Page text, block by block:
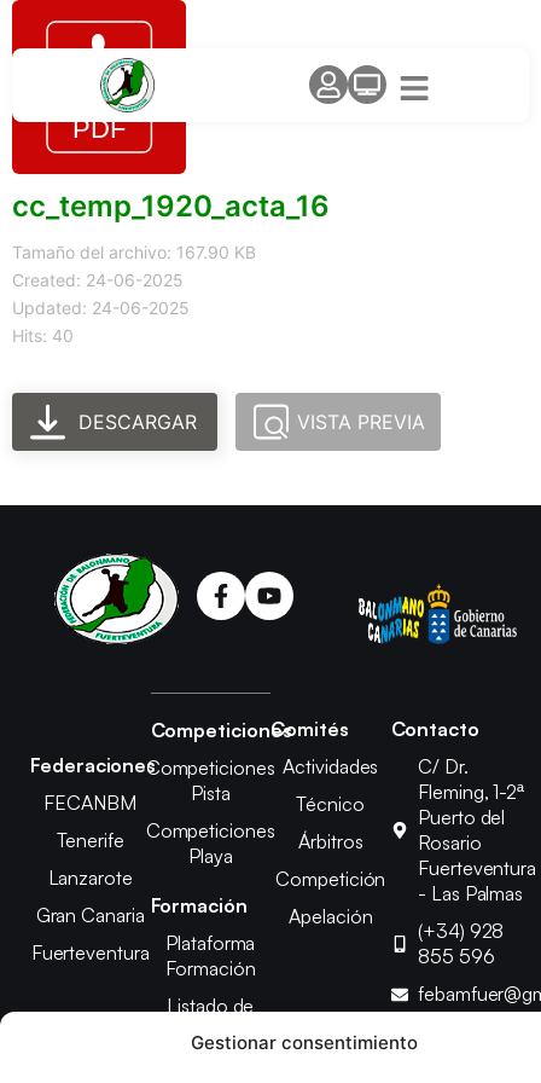
Gestionar consentimiento
cc_temp_1920_acta_16
Tamaño del archivo: 167.90 KB
Created: 24-06-2025
Updated: 24-06-2025
Hits: 40
DESCARGAR VISTA PREVIA
Federaciones
FECANBM
Tenerife
Lanzarote
Gran Canaria
Fuerteventura
Competiciones
Competiciones
Pista
Competiciones
Playa
Formación
Plataforma
Formación
Listado de
Cursos
Comités
Actividades
Técnico
Árbitros
Competición
Apelación
Contacto
C/ Dr.
Fleming, 1-2ª
Puerto del
Rosario
Fuerteventura
- Las Palmas
(+34) 928
855 596